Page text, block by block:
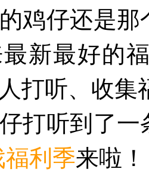
鸡仔还是
新最好的
打听、收集
打听到了
福利季来啦！